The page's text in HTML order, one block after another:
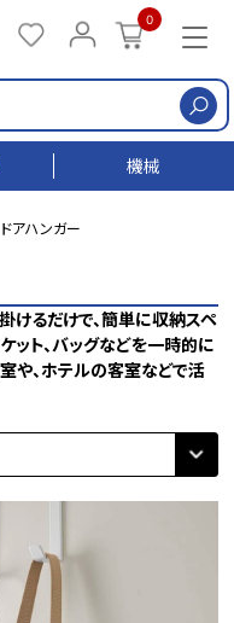
0
機械
ドアハンガー
けるだけで、簡単に収納スペ
ット、バッグなどを一時的に
や、ホテルの客室などで活